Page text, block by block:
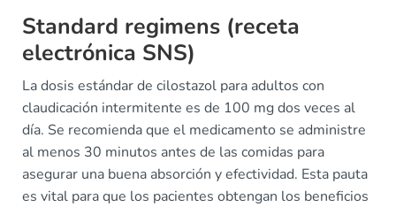
Standard regimens (receta
electrónica SNS)
La dosis estándar de cilostazol para adultos con
claudicación intermitente es de 100 mg dos veces al
día. Se recomienda que el medicamento se administre
al menos 30 minutos antes de las comidas para
asegurar una buena absorción y efectividad. Esta pauta
es vital para que los pacientes obtengan los beneficios